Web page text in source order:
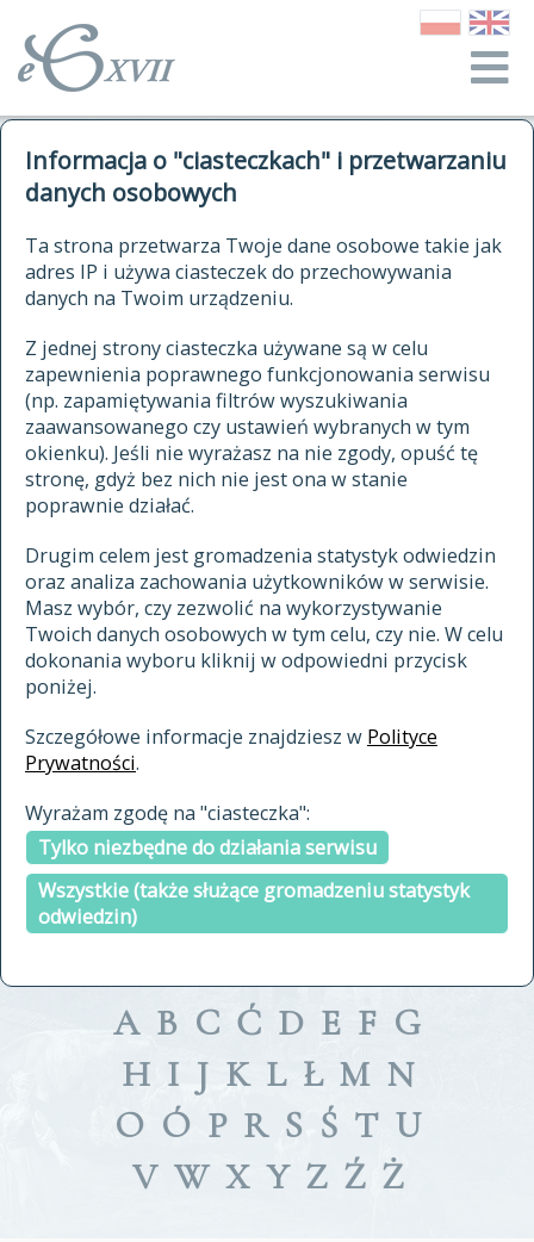
Informacja o "ciasteczkach" i przetwarzaniu
danych osobowych
Ta strona przetwarza Twoje dane osobowe takie jak
adres IP i używa ciasteczek do przechowywania
danych na Twoim urządzeniu.
Z jednej strony ciasteczka używane są w celu
zapewnienia poprawnego funkcjonowania serwisu
(np. zapamiętywania filtrów wyszukiwania
zaawansowanego czy ustawień wybranych w tym
okienku). Jeśli nie wyrażasz na nie zgody, opuść tę
stronę, gdyż bez nich nie jest ona w stanie
poprawnie działać.
Drugim celem jest gromadzenia statystyk odwiedzin
oraz analiza zachowania użytkowników w serwisie.
Masz wybór, czy zezwolić na wykorzystywanie
Twoich danych osobowych w tym celu, czy nie. W celu
dokonania wyboru kliknij w odpowiedni przycisk
poniżej.
Szczegółowe informacje znajdziesz w Polityce
Prywatności.
Wyrażam zgodę na "ciasteczka":
Tylko niezbędne do działania serwisu
Wszystkie (także służące gromadzeniu statystyk
odwiedzin)
autorzy Słownika
historia
publikacje
źródła
autorzy tekstów źródłowych
zasady opracowania
statystyki
najnowsze hasła
ostatnio zmodyfikowane hasła
materiały archiwalne
cytowanie
kontakt
kwerendy
jak cytować Słownik
ELEKTRONICZNY SŁOWNIK
JĘZYKA POLSKIEGO
XVII I XVIII WIEKU
znajdź hasła
zaczynające się od
indeksie
a fronte
a tergo
A B C Ć D E F G
H I J K L Ł M N
O Ó P R S Ś T U
V W X Y Z Ź Ż